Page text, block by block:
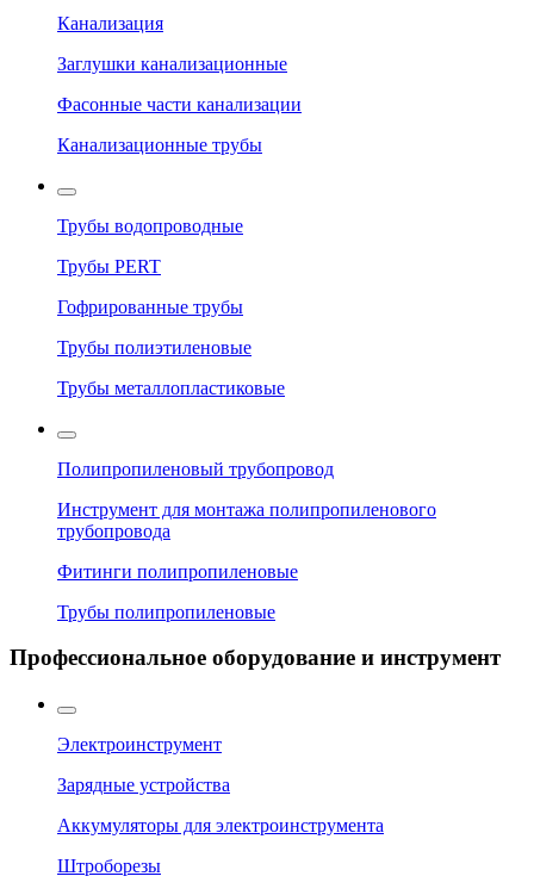
Канализация
Заглушки канализационные
Фасонные части канализации
Канализационные трубы
Трубы водопроводные
Трубы PERT
Гофрированные трубы
Трубы полиэтиленовые
Трубы металлопластиковые
Полипропиленовый трубопровод
Инструмент для монтажа полипропиленового
трубопровода
Фитинги полипропиленовые
Трубы полипропиленовые
Профессиональное оборудование и инструмент
Электроинструмент
Зарядные устройства
Аккумуляторы для электроинструмента
Штроборезы